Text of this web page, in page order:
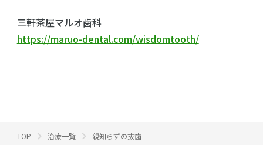
三軒茶屋マルオ歯科
https://maruo-dental.com/wisdomtooth/
TOP 治療一覧 親知らずの抜歯